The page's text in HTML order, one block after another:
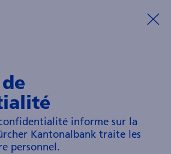
informe sur la
Kantonalbank traite les
personnel.